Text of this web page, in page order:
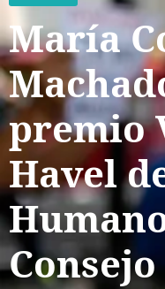
María
premio
Havel